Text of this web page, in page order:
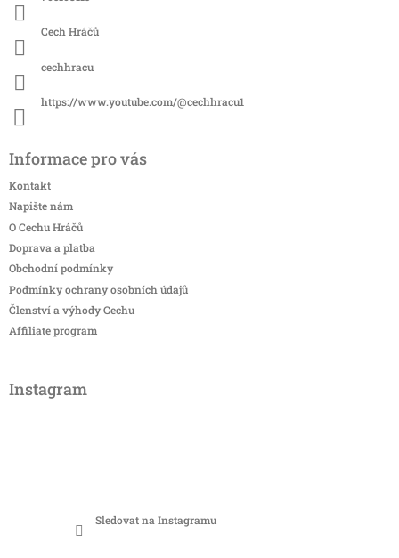
Cech Hráčů
cechhracu
https://www.youtube.com/@cechhracu1
Informace pro vás
Kontakt
Napište nám
O Cechu Hráčů
Doprava a platba
Obchodní podmínky
Podmínky ochrany osobních údajů
Členství a výhody Cechu
Affiliate program
Instagram
Sledovat na Instagramu